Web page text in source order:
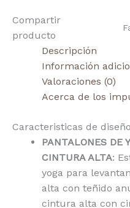
Compartir
producto
Descripción
Información
Valoraciones (0)
Acerca de los
Caracteristicas de diseño
PANTALONES DE
CINTURA ALTA:
yoga para
alta con teñido
cintura alta con